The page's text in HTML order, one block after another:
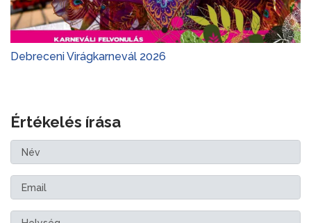
Debreceni Virágkarnevál 2026
Értékelés írása